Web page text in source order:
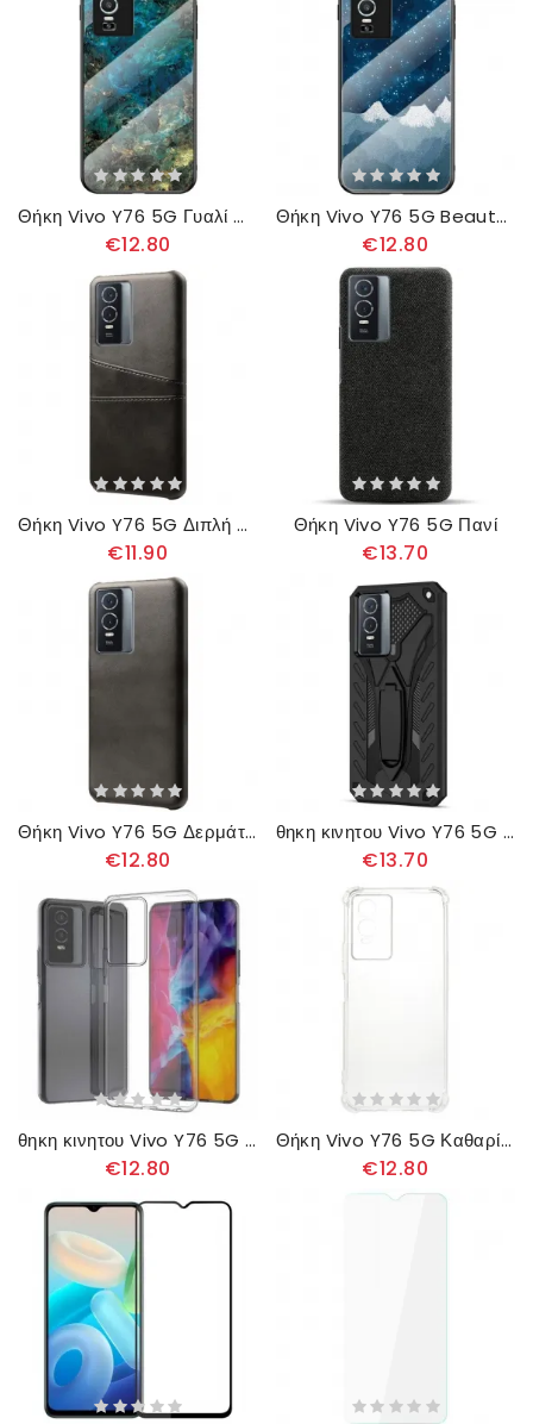
Θήκη Vivo Y76 5G Γυαλί Με Μαρμάρινα Χρώματα
€12.80
Θήκη Vivo Y76 5G Beauty Tempered Glass
€12.80
Θήκη Vivo Y76 5G Διπλή Κάρτα
€11.90
Θήκη Vivo Y76 5G Πανί
€13.70
Θήκη Vivo Y76 5G Δερμάτινο Εφέ Litchi Performance
€12.80
θηκη κινητου Vivo Y76 5G Ανθεκτική Αφαιρούμενη Υποστήριξη
€13.70
θηκη κινητου Vivo Y76 5G Διαφανές
€12.80
Θήκη Vivo Y76 5G Καθαρίστε Τις Ενισχυμένες Γωνίες
€12.80